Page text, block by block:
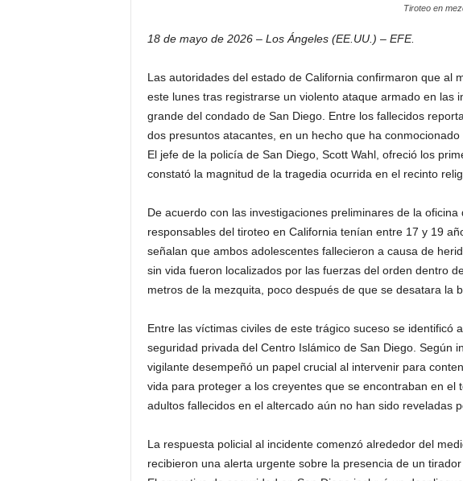
Tiroteo en
18 de mayo de 2026 – Los Ángeles (EE.UU.) – EFE.
Las autoridades del estado de California confirmaron que al
este lunes tras registrarse un violento ataque armado en las
grande del condado de San Diego. Entre los fallecidos
dos presuntos atacantes, en un hecho que ha
El jefe de la policía de San Diego, Scott Wahl, ofreció los
constató la magnitud de la tragedia ocurrida en el recinto
De acuerdo con las investigaciones preliminares de la
responsables del tiroteo en California tenían entre 17 y 19
señalan que ambos adolescentes fallecieron a causa de
sin vida fueron localizados por las fuerzas del orden dentro
metros de la mezquita, poco después de que se desatara la
Entre las víctimas civiles de este trágico suceso se identificó
seguridad privada del Centro Islámico de San Diego. Según
vigilante desempeñó un papel crucial al intervenir para
vida para proteger a los creyentes que se encontraban en el
adultos fallecidos en el altercado aún no han sido reveladas
La respuesta policial al incidente comenzó alrededor del
recibieron una alerta urgente sobre la presencia de un